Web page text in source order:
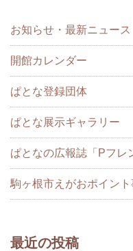
お知らせ・最新ニュース
開館カレンダー
ぱとな登録団体
ぱとな展示ギャラリー
ぱとなの広報誌「Pフレ
駒ヶ根市えがおポイント
最近の投稿